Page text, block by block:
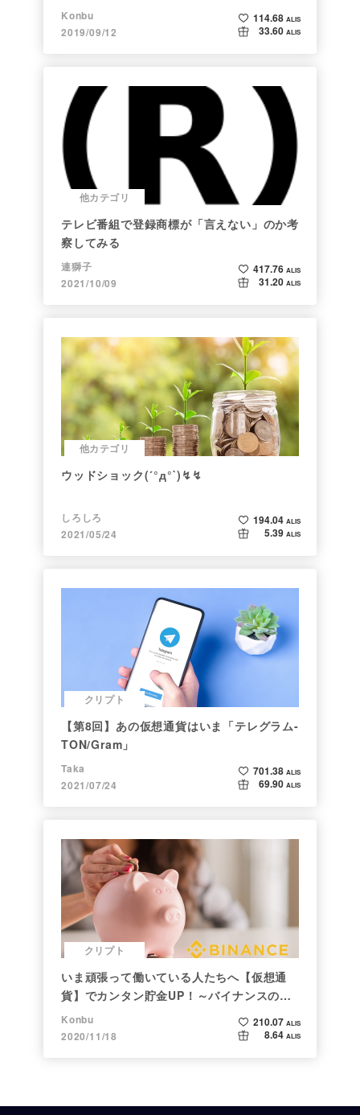
調べてみた
Konbu
2019/09/12
114.68 ALIS
33.60 ALIS
他カテゴリ
テレビ番組で登録商標が「言えない」のか考
察してみる
連獅子
2021/10/09
417.76 ALIS
31.20 ALIS
他カテゴリ
ウッドショック(´°д°`)↯↯
しろしろ
2021/05/24
194.04 ALIS
5.39 ALIS
クリプト
【第8回】あの仮想通貨はいま「テレグラム-
TON/Gram」
Taka
2021/07/24
701.38 ALIS
69.90 ALIS
クリプト
いま頑張って働いている人たちへ【仮想通
貨】でカンタン貯金UP！～バイナンスの使
い方初心者編～
Konbu
2020/11/18
210.07 ALIS
8.64 ALIS